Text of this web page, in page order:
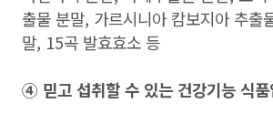
출물 분말, 가르시니아 캄보지아 추출
말, 15곡 발효효소 등
④ 믿고 섭취할 수 있는 건강기능 식품